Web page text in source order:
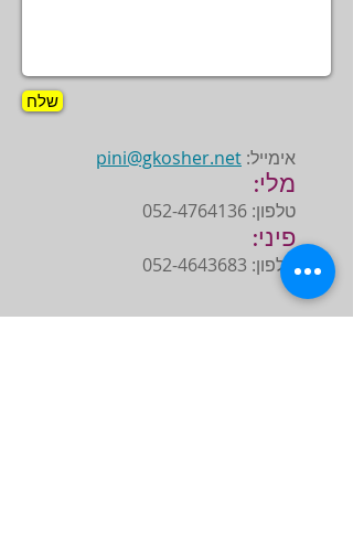
שלח
אימייל: pini@gkosher.net
מלי:
טלפון: 052-4764136
פיני:
טלפון: 052-4643683